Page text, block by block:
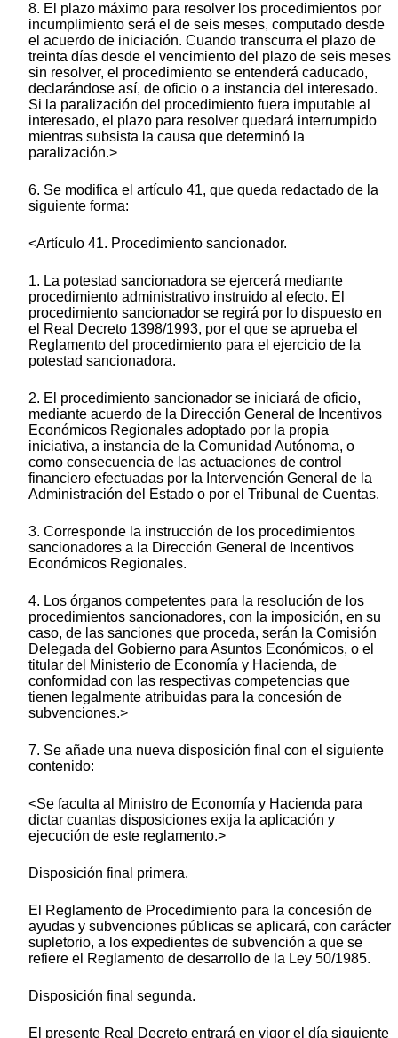
8. El plazo máximo para resolver los procedimientos por
incumplimiento será el de seis meses, computado desde
el acuerdo de iniciación. Cuando transcurra el plazo de
treinta días desde el vencimiento del plazo de seis meses
sin resolver, el procedimiento se entenderá caducado,
declarándose así, de oficio o a instancia del interesado.
Si la paralización del procedimiento fuera imputable al
interesado, el plazo para resolver quedará interrumpido
mientras subsista la causa que determinó la
paralización.>
6. Se modifica el artículo 41, que queda redactado de la
siguiente forma:
<Artículo 41. Procedimiento sancionador.
1. La potestad sancionadora se ejercerá mediante
procedimiento administrativo instruido al efecto. El
procedimiento sancionador se regirá por lo dispuesto en
el Real Decreto 1398/1993, por el que se aprueba el
Reglamento del procedimiento para el ejercicio de la
potestad sancionadora.
2. El procedimiento sancionador se iniciará de oficio,
mediante acuerdo de la Dirección General de Incentivos
Económicos Regionales adoptado por la propia
iniciativa, a instancia de la Comunidad Autónoma, o
como consecuencia de las actuaciones de control
financiero efectuadas por la Intervención General de la
Administración del Estado o por el Tribunal de Cuentas.
3. Corresponde la instrucción de los procedimientos
sancionadores a la Dirección General de Incentivos
Económicos Regionales.
4. Los órganos competentes para la resolución de los
procedimientos sancionadores, con la imposición, en su
caso, de las sanciones que proceda, serán la Comisión
Delegada del Gobierno para Asuntos Económicos, o el
titular del Ministerio de Economía y Hacienda, de
conformidad con las respectivas competencias que
tienen legalmente atribuidas para la concesión de
subvenciones.>
7. Se añade una nueva disposición final con el siguiente
contenido:
<Se faculta al Ministro de Economía y Hacienda para
dictar cuantas disposiciones exija la aplicación y
ejecución de este reglamento.>
Disposición final primera.
El Reglamento de Procedimiento para la concesión de
ayudas y subvenciones públicas se aplicará, con carácter
supletorio, a los expedientes de subvención a que se
refiere el Reglamento de desarrollo de la Ley 50/1985.
Disposición final segunda.
El presente Real Decreto entrará en vigor el día siguiente